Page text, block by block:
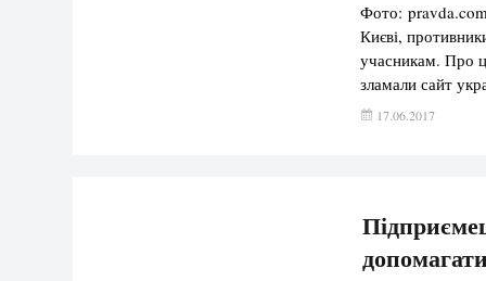
Фото:
Києві,
учасникам. Про
зламали сайт
картинку із
17.06.2017